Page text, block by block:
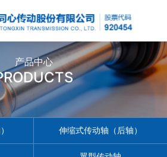
产品中心
伸缩式传动轴（后轴）